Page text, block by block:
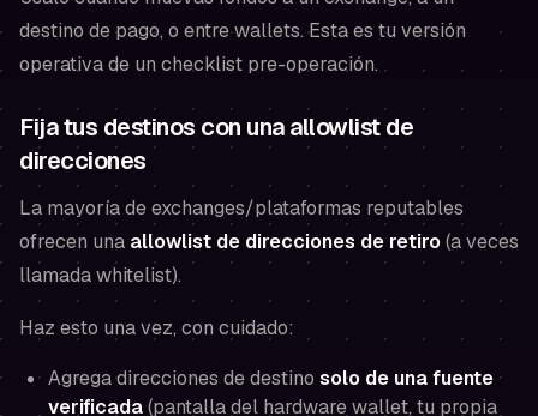
destino de pago, o entre wallets. Esta es tu versión
operativa de un checklist pre-operación.
Fija tus destinos con una allowlist de
direcciones
La mayoría de exchanges/plataformas reputables
ofrecen una allowlist de direcciones de retiro(a veces
llamada whitelist).
Haz esto una vez, con cuidado:
Agrega direcciones de destino solo de una fuente
verificada(pantalla del hardware wallet, tu propia